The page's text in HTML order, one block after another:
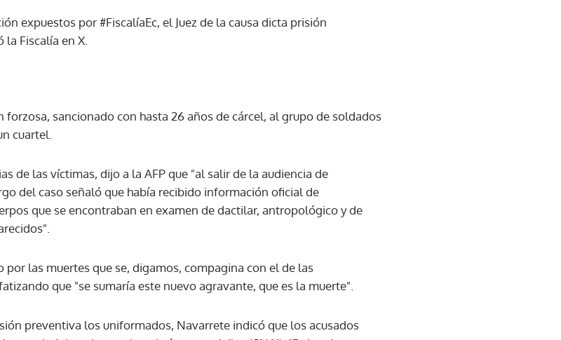
expuestos por #FiscalíaEc, el Juez de la causa dicta prisión
Fiscalía en X.
sancionado con hasta 26 años de cárcel, al grupo de soldados
cuartel.
de las víctimas, dijo a la AFP que "al salir de la audiencia de
del caso señaló que había recibido información oficial de
que se encontraban en examen de dactilar, antropológico y de
por las muertes que se, digamos, compagina con el de las
que "se sumaría este nuevo agravante, que es la muerte".
preventiva los uniformados, Navarrete indicó que los acusados